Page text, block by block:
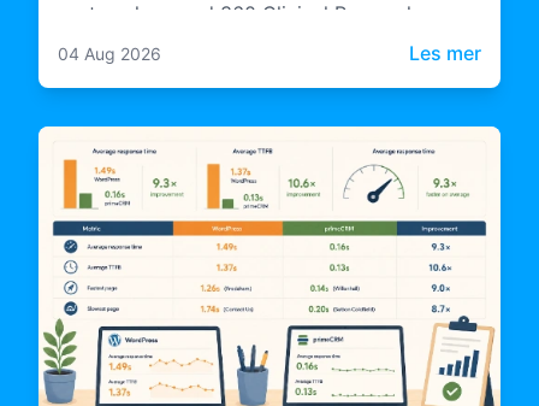
partnerskap med 360 Clinical Research
Consultancy, som bringer uavhengig
hendelseshåndtering – utformes,
dokumenteres og driftes.
04 Aug 2026 Les mer: